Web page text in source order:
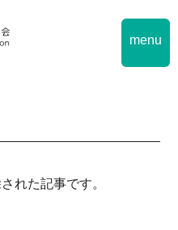
menu
れた記事です。